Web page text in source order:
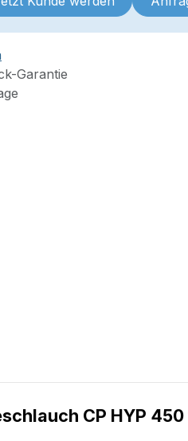
Garantie
CP HYP 450